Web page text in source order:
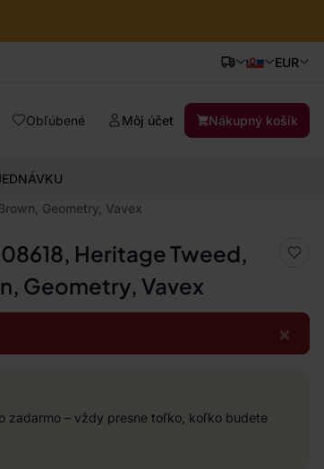
EUR
Obľúbené Môj účet Nákupný košík
Geometry, Vavex
Heritage Tweed,
Geometry, Vavex
×
zadarmo – vždy presne toľko, koľko budete